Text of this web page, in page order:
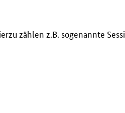
zählen z.B. sogenannte